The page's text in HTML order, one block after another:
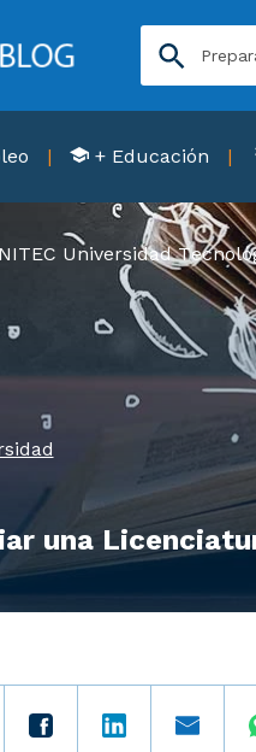
+ Educación
Universidad
una